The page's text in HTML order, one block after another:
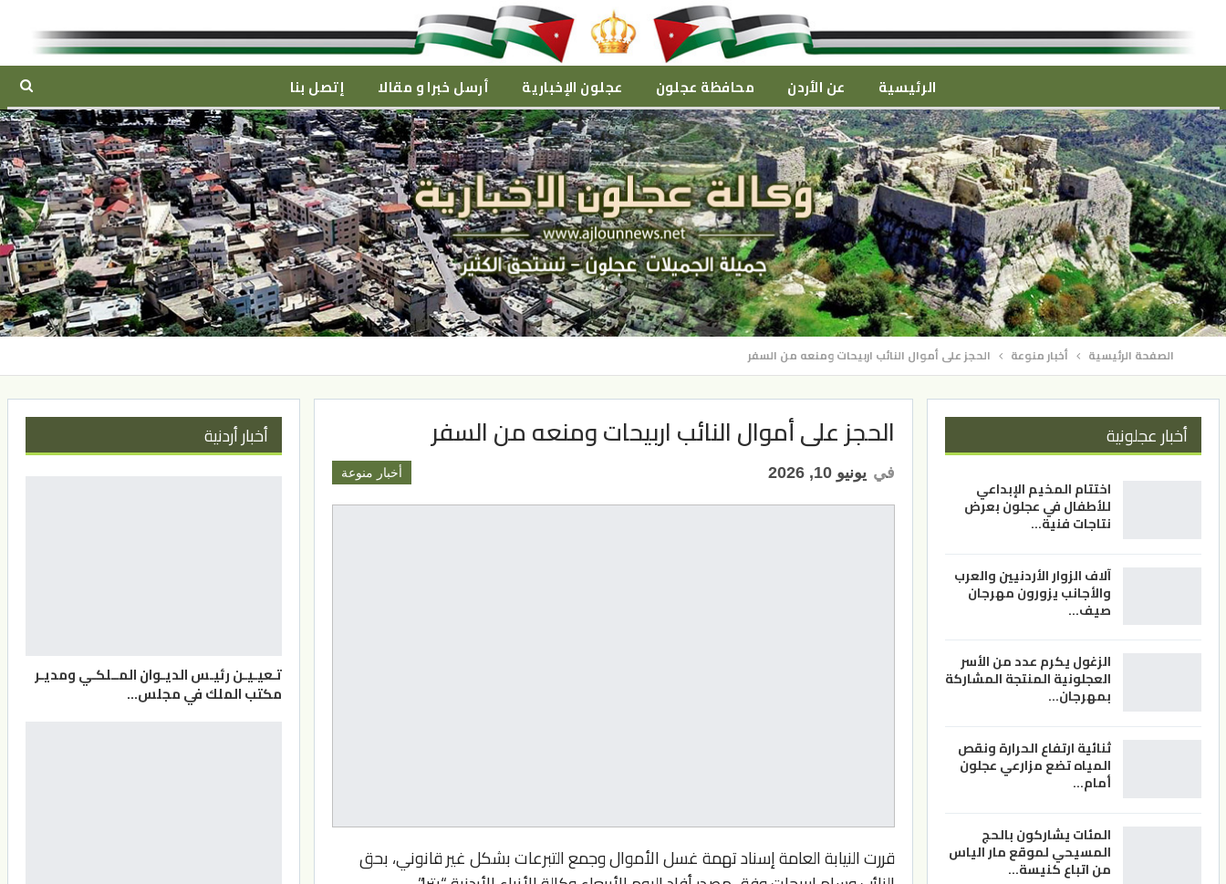
الرئيسية عن الأردن محافظة عجلون عجلون الإخبارية أرسل خبرا و مقالا إتصل بنا
الصفحة الرئيسية أخبار منوعة الحجز على أموال النائب اربيحات ومنعه من السفر
الحجز على أموال النائب اربيحات ومنعه من السفر
أخبار منوعة في يونيو 10, 2026
قررت النيابة العامة إسناد تهمة غسل الأموال وجمع التبرعات بشكل غير قانوني، بحق
أخبار عجلونية
اختتام المخيم الإبداعي
للأطفال في عجلون بعرض
نتاجات فنية…
آلاف الزوار الأردنيين والعرب
والأجانب يزورون مهرجان
صيف…
الزغول يكرم عدد من الأسر
العجلونية المنتجة المشاركة
بمهرجان…
ثنائية ارتفاع الحرارة ونقص
المياه تضع مزارعي عجلون
أمام…
المئات يشاركون بالحج
المسيحي لموقع مار الياس
من اتباع كنيسة…
أخبار أردنية
تـعيـيـن رئيـس الديـوان المــلكـي ومديـر
مكتب الملك في مجلس…